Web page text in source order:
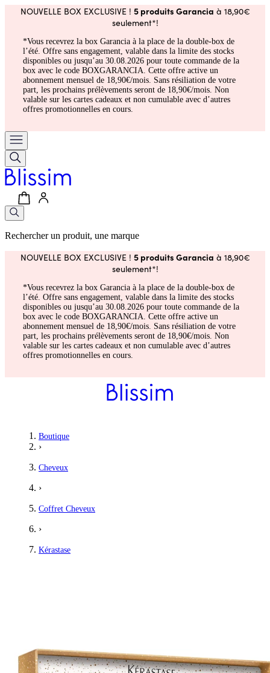
NOUVELLE BOX EXCLUSIVE ! 5 produits Garancia à 18,90€
seulement*!
*Vous recevrez la box Garancia à la place de la double-box de
l’été. Offre sans engagement, valable dans la limite des stocks
disponibles ou jusqu’au 30.08.2026 pour toute commande de la
box avec le code BOXGARANCIA. Cette offre active un
abonnement mensuel de 18,90€/mois. Sans résiliation de votre
part, les prochains prélèvements seront de 18,90€/mois. Non
valable sur les cartes cadeaux et non cumulable avec d’autres
offres promotionnelles en cours.
Rechercher un produit, une marque
NOUVELLE BOX EXCLUSIVE ! 5 produits Garancia à 18,90€
seulement*!
*Vous recevrez la box Garancia à la place de la double-box de
l’été. Offre sans engagement, valable dans la limite des stocks
disponibles ou jusqu’au 30.08.2026 pour toute commande de la
box avec le code BOXGARANCIA. Cette offre active un
abonnement mensuel de 18,90€/mois. Sans résiliation de votre
part, les prochains prélèvements seront de 18,90€/mois. Non
valable sur les cartes cadeaux et non cumulable avec d’autres
offres promotionnelles en cours.
Boutique
›
Cheveux
›
Coffret Cheveux
›
Kérastase